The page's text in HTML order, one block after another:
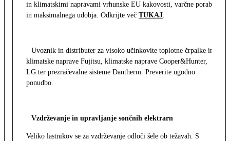
in klimatskimi napravami vrhunske EU kakovosti, varčne porabe
in maksimalnega udobja. Odkrijte več TUKAJ.
Uvoznik in distributer za visoko učinkovite toplotne črpalke in
klimatske naprave Fujitsu, klimatske naprave Cooper&Hunter,
LG ter prezračevalne sisteme Dantherm. Preverite ugodno
ponudbo.
Vzdrževanje in upravljanje sončnih elektrarn
Veliko lastnikov se za vzdrževanje odloči šele ob težavah. S